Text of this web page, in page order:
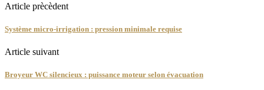
Article prècèdent
Système micro-irrigation : pression minimale requise
Article suivant
Broyeur WC silencieux : puissance moteur selon évacuation